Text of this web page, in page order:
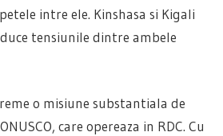
intre ele. Kinshasa si Kigali
tensiunile dintre ambele
o misiune substantiala de
care opereaza in RDC. Cu